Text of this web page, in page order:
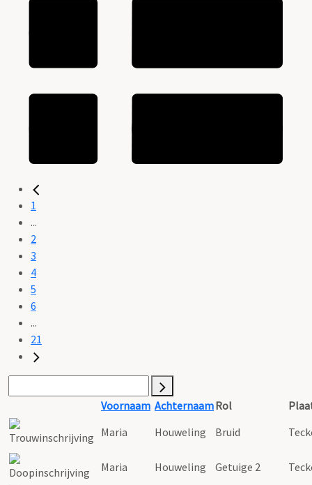
1
...
2
3
4
5
6
...
21
Voornaam AchternaamRol
Maria
Houweling Bruid
Maria Houweling Getuige 2